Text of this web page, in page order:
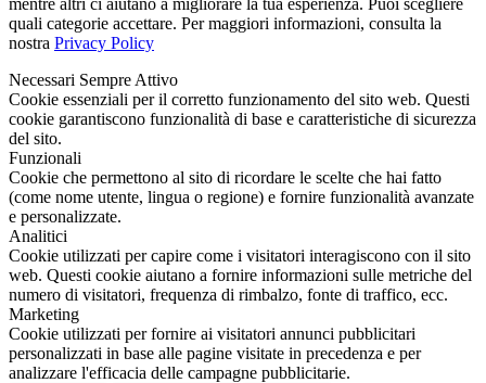
quali categorie accettare. Per maggiori informazioni, consulta la
nostra Privacy Policy
Necessari Sempre Attivo
Cookie essenziali per il corretto funzionamento del sito web. Questi
cookie garantiscono funzionalità di base e caratteristiche di sicurezza
del sito.
Funzionali
Cookie che permettono al sito di ricordare le scelte che hai fatto
(come nome utente, lingua o regione) e fornire funzionalità avanzate
e personalizzate.
Analitici
Cookie utilizzati per capire come i visitatori interagiscono con il sito
web. Questi cookie aiutano a fornire informazioni sulle metriche del
numero di visitatori, frequenza di rimbalzo, fonte di traffico, ecc.
Marketing
Cookie utilizzati per fornire ai visitatori annunci pubblicitari
personalizzati in base alle pagine visitate in precedenza e per
analizzare l'efficacia delle campagne pubblicitarie.